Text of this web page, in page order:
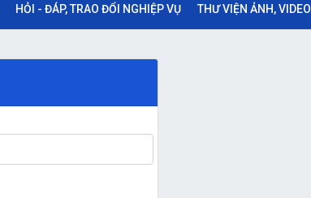
HỎI - ĐÁP, TRAO ĐỔI NGHIỆP VỤ THƯ VIỆN ẢNH, VIDEO